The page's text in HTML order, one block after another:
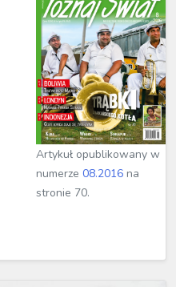
Artykuł opublikowany w
numerze08.2016 na
stronie 70.